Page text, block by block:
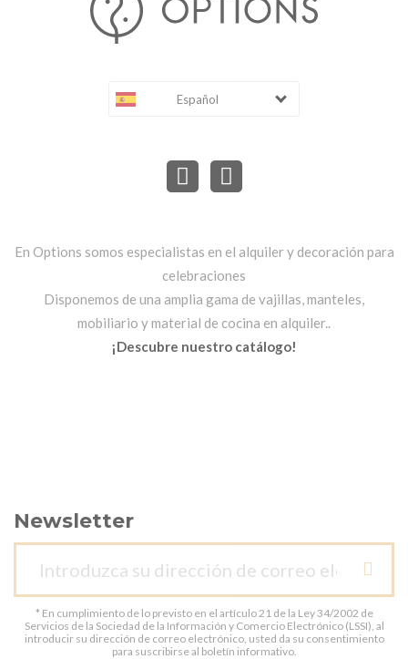
Español
En Options somos especialistas en el alquiler y decoración para
celebraciones
Disponemos de una amplia gama de vajillas, manteles,
mobiliario y material de cocina en alquiler..
¡Descubre nuestro catálogo!
Newsletter
* En cumplimiento de lo previsto en el artículo 21 de la Ley 34/2002 de
Servicios de la Sociedad de la Información y Comercio Electrónico (LSSI), al
introducir su dirección de correo electrónico, usted da su consentimiento
para suscribirse al boletín informativo.